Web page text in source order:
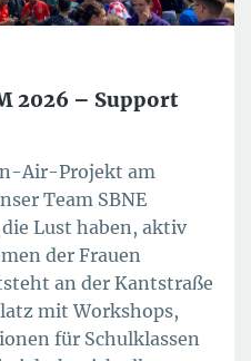
2026 – Support
Air-Projekt am
Team SBNE
Lust haben, aktiv
der Frauen
an der Kantstraße
mit Workshops,
für Schulklassen